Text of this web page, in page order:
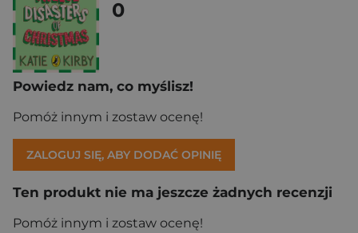
0
Powiedz nam, co myślisz!
Pomóż innym i zostaw ocenę!
ZALOGUJ SIĘ, ABY DODAĆ OPINIĘ
Ten produkt nie ma jeszcze żadnych recenzji
Pomóż innym i zostaw ocenę!